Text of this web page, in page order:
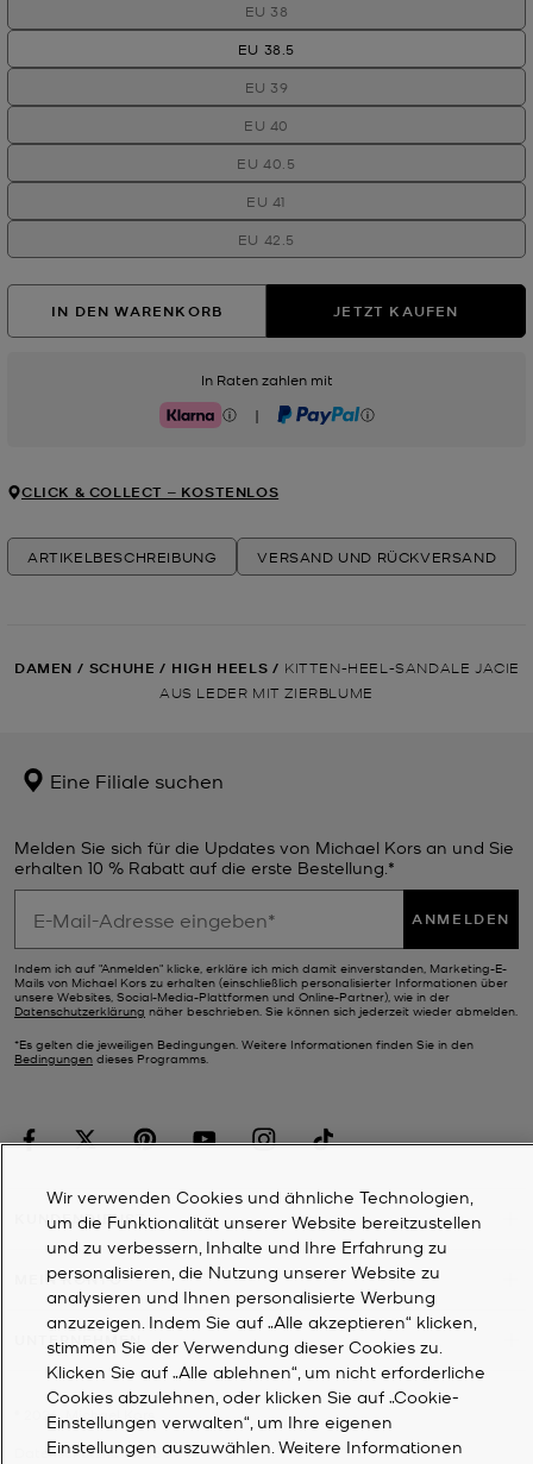
EU 38
EU 38.5
EU 39
EU 40
EU 40.5
EU 41
EU 42.5
IN DEN WARENKORB JETZT KAUFEN
In Raten zahlen mit
Klarna | PayPal
CLICK & COLLECT ‒ KOSTENLOS
ARTIKELBESCHREIBUNG VERSAND UND RÜCKVERSAND
DAMEN / SCHUHE / HIGH HEELS / KITTEN-HEEL-SANDALE JACIE
AUS LEDER MIT ZIERBLUME
Eine Filiale suchen
Melden Sie sich für die Updates von Michael Kors an und Sie
erhalten 10 % Rabatt auf die erste Bestellung.*
ANMELDEN
Indem ich auf "Anmelden" klicke, erkläre ich mich damit einverstanden, Marketing-E-
Mails von Michael Kors zu erhalten (einschließlich personalisierter Informationen über
unsere Websites, Social-Media-Plattformen und Online-Partner), wie in der
Datenschutzerklärung näher beschrieben. Sie können sich jederzeit wieder abmelden.
*Es gelten die jeweiligen Bedingungen. Weitere Informationen finden Sie in den
Bedingungen dieses Programms.
KUNDENDIENST
MEIN KONTO
UNTERNEHMEN
2026 Michael Kors
Datenschutzrichtlinie
Wir verwenden Cookies und ähnliche Technologien,
um die Funktionalität unserer Website bereitzustellen
und zu verbessern, Inhalte und Ihre Erfahrung zu
personalisieren, die Nutzung unserer Website zu
analysieren und Ihnen personalisierte Werbung
anzuzeigen. Indem Sie auf „Alle akzeptieren“ klicken,
stimmen Sie der Verwendung dieser Cookies zu.
Klicken Sie auf „Alle ablehnen“, um nicht erforderliche
Cookies abzulehnen, oder klicken Sie auf „Cookie-
Einstellungen verwalten“, um Ihre eigenen
Einstellungen auszuwählen. Weitere Informationen